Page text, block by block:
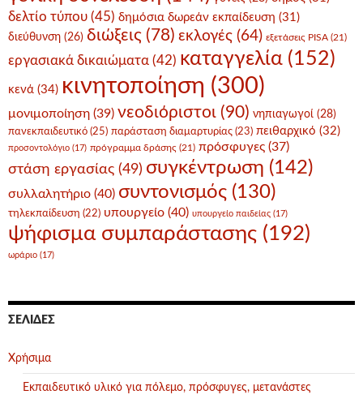
δελτίο τύπου (45) δημόσια δωρεάν εκπαίδευση (31)
διεύθυνση (26) διώξεις (78) εκλογές (64) εξετάσεις PISA (21)
εργασιακά δικαιώματα (42) καταγγελία (152)
κενά (34) κινητοποίηση (300)
μονιμοποίηση (39) νεοδιόριστοι (90) νηπιαγωγοί (28)
πανεκπαιδευτικό (25) παράσταση διαμαρτυρίας (23) πειθαρχικό (32)
προσοντολόγιο (17) πρόγραμμα δράσης (21) πρόσφυγες (37)
στάση εργασίας (49) συγκέντρωση (142)
συλλαλητήριο (40) συντονισμός (130)
τηλεκπαίδευση (22) υπουργείο (40) υπουργείο παιδείας (17)
ψήφισμα συμπαράστασης (192)
ωράριο (17)
ΣΕΛΊΔΕΣ
Χρήσιμα
Εκπαιδευτικό υλικό για πόλεμο, πρόσφυγες, μετανάστες